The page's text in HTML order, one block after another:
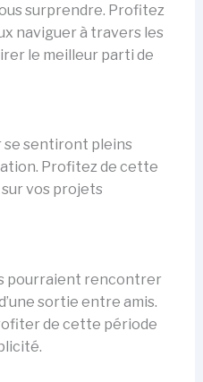
surprendre. Profitez
naviguer à travers les
le meilleur parti de
se sentiront pleins
Profitez de cette
vos projets
pourraient rencontrer
sortie entre amis.
de cette période